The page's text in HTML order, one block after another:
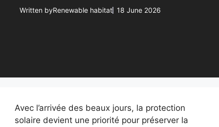
Written byRenewable habitat 18 June 2026
Avec l’arrivée des beaux jours, la protection
solaire devient une priorité pour préserver la